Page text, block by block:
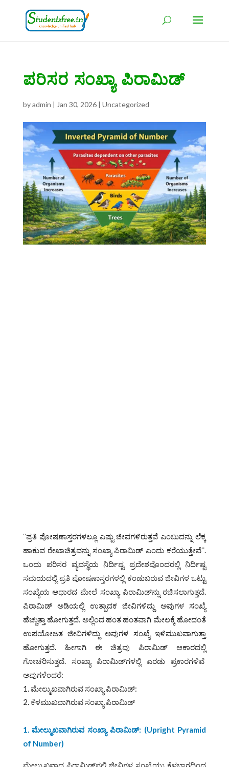
ಪರಿಸರ ಸಂಖ್ಯಾ ಪಿರಾಮಿಡ್
byadmin | Jan 30, 2026| Uncategorized
ʻʻಪ್ರತಿ ಪೋಷಣಾಸ್ತರಗಳಲ್ಲೂ ಎಷ್ಟು ಜೀವಗಳಿರುತ್ತವೆ ಎಂಬುದನ್ನು ಲೆಕ್ಕ
ಹಾಕುವ ರೇಖಾಚಿತ್ರವನ್ನು ಸಂಖ್ಯಾ ಪಿರಾಮಿಡ್ ಎಂದು ಕರೆಯುತ್ತೇವೆʼʼ.
ಒಂದು ಪರಿಸರ ವ್ಯವಸ್ಥೆಯ ನಿರ್ದಿಷ್ಟ ಪ್ರದೇಶವೊಂದರಲ್ಲಿ ನಿರ್ದಿಷ್ಟ
ಸಮಯದಲ್ಲಿ ಪ್ರತಿ ಪೋಷಣಾಸ್ತರಗಳಲ್ಲಿ ಕಂಡುಬರುವ ಜೀವಿಗಳ ಒಟ್ಟು
ಸಂಖ್ಯೆಯ ಆಧಾರದ ಮೇಲೆ ಸಂಖ್ಯಾ ಪಿರಾಮಿಡ್‌ನ್ನು ರಚಿಸಲಾಗುತ್ತದೆ.
ಪಿರಾಮಿಡ್ ಅಡಿಯಲ್ಲಿ ಉತ್ಪಾದಕ ಜೀವಿಗಳಿದ್ದು ಅವುಗಳ ಸಂಖ್ಯೆ
ಹೆಚ್ಚುತ್ತಾ ಹೋಗುತ್ತದೆ. ಅಲ್ಲಿಂದ ಹಂತ ಹಂತವಾಗಿ ಮೇಲಕ್ಕೆ ಹೋದಂತೆ
ಉಪಯೋಜತ ಜೀವಿಗಳಿದ್ದು ಅವುಗಳ ಸಂಖ್ಯೆ ಇಳಿಮುಖವಾಗುತ್ತಾ
ಹೋಗುತ್ತದೆ. ಹೀಗಾಗಿ ಈ ಚಿತ್ರವು ಪಿರಾಮಿಡ್ ಆಕಾರದಲ್ಲಿ
ಗೋಚರಿಸುತ್ತದೆ. ಸಂಖ್ಯಾ ಪಿರಾಮಿಡ್‌ಗಳಲ್ಲಿ ಎರಡು ಪ್ರಕಾರಗಳಿವೆ
ಅವುಗಳೆಂದರೆ:
ಮೇಲ್ಮುಖವಾಗಿರುವ ಸಂಖ್ಯಾ ಪಿರಾಮಿಡ್:
ಕೆಳಮುಖವಾಗಿರುವ ಸಂಖ್ಯಾ ಪಿರಾಮಿಡ್
1. ಮೇಲ್ಮುಖವಾಗಿರುವ ಸಂಖ್ಯಾ ಪಿರಾಮಿಡ್: (Upright Pyramid
of Number)
ಮೇಲ್ಮುಖವಾದ ಪಿರಾಮಿಡ್‌ನಲ್ಲಿ ಜೀವಿಗಳ ಸಂಖ್ಯೆಯು ಕೆಳಭಾಗದಿಂದ